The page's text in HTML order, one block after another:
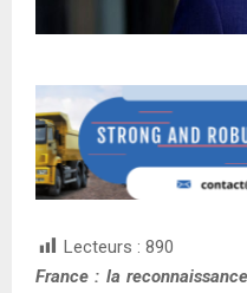
Lecteurs : 890
France : la